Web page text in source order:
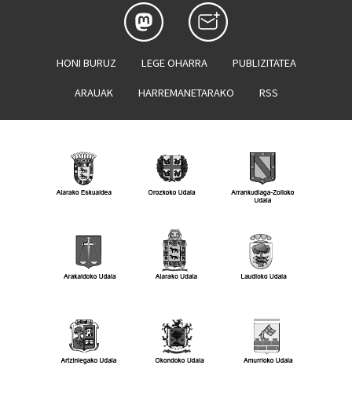
HONI BURUZ LEGE OHARRA PUBLIZITATEA
ARAUAK HARREMANETARAKO RSS